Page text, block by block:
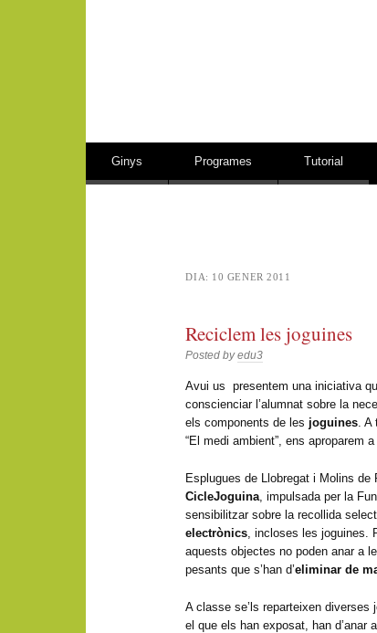
Vés al contingut
Ginys Programes Tutorial
DIA: 10 GENER 2011
Reciclem les joguines
Posted byedu3
Avui us presentem una iniciativa
conscienciar l’alumnat sobre la
els components de les joguines .
“El medi ambient”, ens aproparem
Esplugues de Llobregat i Molins
CicleJoguina , impulsada per la
sensibilitzar sobre la recollida
electrònics , incloses les joguines.
aquests objectes no poden anar a
pesants que s’han d’eliminar de
A classe se’ls reparteixen diverses
el que els han exposat, han